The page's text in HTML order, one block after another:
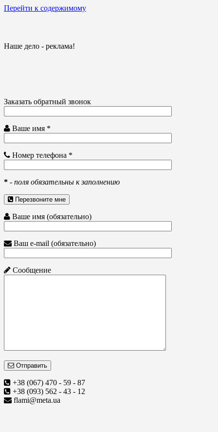
Перейти к содержимому
Наше дело - реклама!
Заказать обратный звонок
Ваше имя *
Номер телефона *
* - поля обязательны к заполнению
Перезвоните мне
Ваше имя (обязательно)
Ваш e-mail (обязательно)
Сообщение
Отправить
+38 (067) 470 - 59 - 87
+38 (093) 562 - 43 - 12
flami@meta.ua